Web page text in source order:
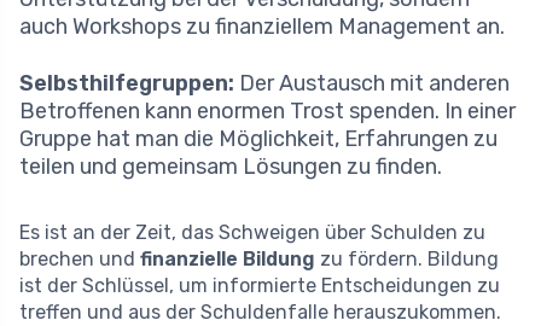
auch Workshops zu finanziellem Management an.
Selbsthilfegruppen: Der Austausch mit anderen
Betroffenen kann enormen Trost spenden. In einer
Gruppe hat man die Möglichkeit, Erfahrungen zu
teilen und gemeinsam Lösungen zu finden.
Es ist an der Zeit, das Schweigen über Schulden zu
brechen und finanzielle Bildung zu fördern. Bildung
ist der Schlüssel, um informierte Entscheidungen zu
treffen und aus der Schuldenfalle herauszukommen.